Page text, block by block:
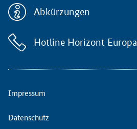
ü
b
e
r
i
w
e
Abkürzungen
Hotline Horizont Europa
Impressum
Datenschutz